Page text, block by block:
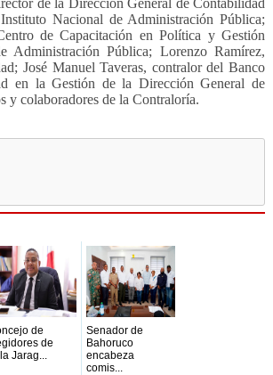
de la Dirección General de Contabilidad
Nacional de Administración Pública;
de Capacitación en Política y Gestión
Administración Pública; Lorenzo Ramírez,
José Manuel Taveras, contralor del Banco
en la Gestión de la Dirección General de
y colaboradores de la Contraloría.
de
de
Jarag...
Senador de
Bahoruco
encabeza
comis...